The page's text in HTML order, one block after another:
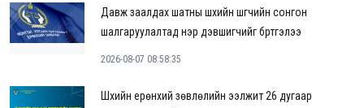
Давж заалдах шатны шүүхийн шүүгчийн сонгон
шалгаруулалтад нэр дэвшигчийг бүртгэлээ
2026-08-07 08:58:35
Шүүхийн ерөнхий зөвлөлийн ээлжит 26 дугаар